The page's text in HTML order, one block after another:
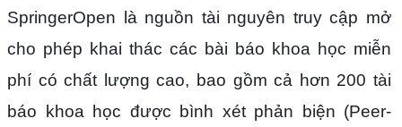
SpringerOpen là nguồn tài nguyên truy cập mở
cho phép khai thác các bài báo khoa học miễn
phí có chất lượng cao, bao gồm cả hơn 200 tài
báo khoa học được bình xét phản biện (Peer-